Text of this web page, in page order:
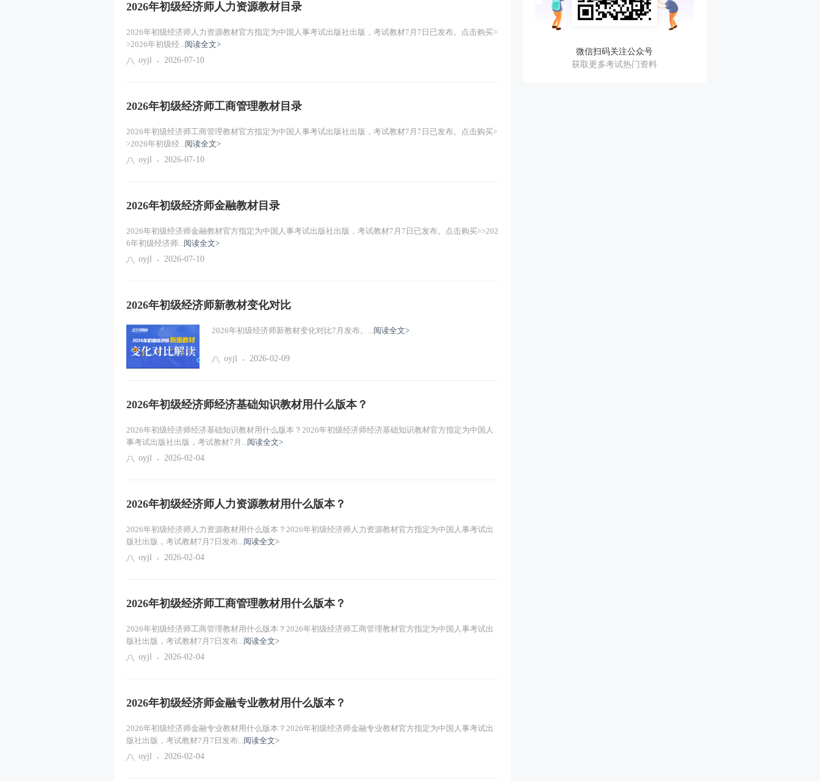
2026年初级经济师人力资源教材目录
2026年初级经济师人力资源教材官方指定为中国人事考试出版社出版，考试教材7月7日已发布。点击购买>
>2026年初级经...阅读全文>
oyjl
2026-07-10
2026年初级经济师工商管理教材目录
2026年初级经济师工商管理教材官方指定为中国人事考试出版社出版，考试教材7月7日已发布。点击购买>
>2026年初级经...阅读全文>
oyjl
2026-07-10
2026年初级经济师金融教材目录
2026年初级经济师金融教材官方指定为中国人事考试出版社出版，考试教材7月7日已发布。点击购买>>202
6年初级经济师...阅读全文>
oyjl
2026-07-10
2026年初级经济师新教材变化对比
2026年初级经济师新教材变化对比7月发布。...阅读全文>
oyjl 2026-02-09
2026年初级经济师经济基础知识教材用什么版本？
2026年初级经济师经济基础知识教材用什么版本？2026年初级经济师经济基础知识教材官方指定为中国人
事考试出版社出版，考试教材7月...阅读全文>
oyjl
2026-02-04
2026年初级经济师人力资源教材用什么版本？
2026年初级经济师人力资源教材用什么版本？2026年初级经济师人力资源教材官方指定为中国人事考试出
版社出版，考试教材7月7日发布...阅读全文>
oyjl
2026-02-04
2026年初级经济师工商管理教材用什么版本？
2026年初级经济师工商管理教材用什么版本？2026年初级经济师工商管理教材官方指定为中国人事考试出
版社出版，考试教材7月7日发布...阅读全文>
oyjl
2026-02-04
2026年初级经济师金融专业教材用什么版本？
2026年初级经济师金融专业教材用什么版本？2026年初级经济师金融专业教材官方指定为中国人事考试出
版社出版，考试教材7月7日发布...阅读全文>
oyjl
2026-02-04
微信扫码关注公众号
获取更多考试热门资料